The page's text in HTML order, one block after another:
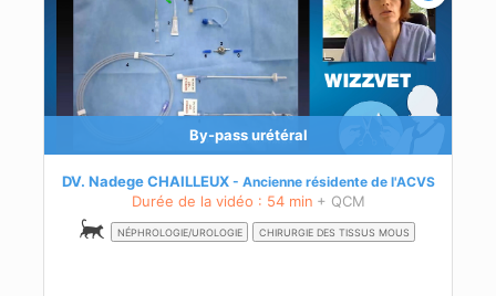
By-pass urétéral
DV. Nadege CHAILLEUX Ancienne résidente de l'ACVS
Durée de la vidéo : 54 min + QCM
NÉPHROLOGIE/UROLOGIE CHIRURGIE DES TISSUS MOUS